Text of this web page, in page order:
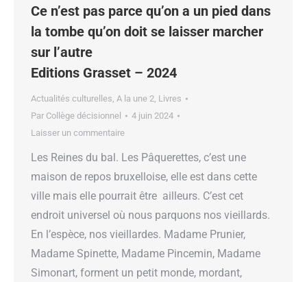
Ce n’est pas parce qu’on a un pied dans
la tombe qu’on doit se laisser marcher
sur l’autre
Editions Grasset – 2024
Actualités culturelles, A la une 2, Livres
Par Collège décisionnel
4 juin 2024
Laisser un commentaire
Les Reines du bal. Les Pâquerettes, c’est une
maison de repos bruxelloise, elle est dans cette
ville mais elle pourrait être ailleurs. C’est cet
endroit universel où nous parquons nos vieillards.
En l’espèce, nos vieillardes. Madame Prunier,
Madame Spinette, Madame Pincemin, Madame
Simonart, forment un petit monde, mordant,